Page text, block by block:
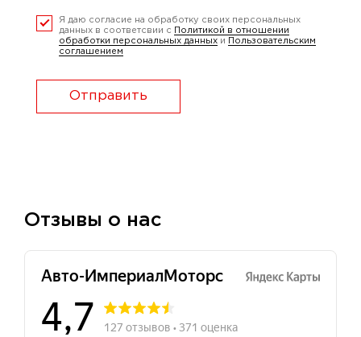
Я даю согласие на обработку своих персональных
данных в соответсвии с
Политикой в отношении
обработки персональных данных и
Пользовательским
соглашением
Отправить
Отзывы о нас